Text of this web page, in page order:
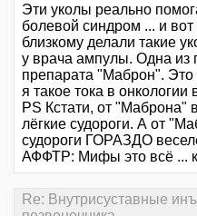
Эти уколы реально
болевой синдром ... и
близкому делали такие
у врача ампулы. Одна из
препарата "Маброн". Это
я такое тока в онкологии
PS Кстати, от "Маброна"
лёгкие судороги. А от
судороги ГОРАЗДО
АФФТР: Мифы это всё ...
Re: Внутрисуставные